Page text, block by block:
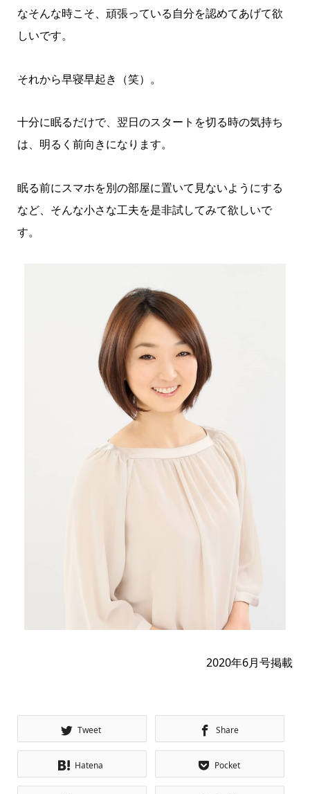
なそんな時こそ、頑張っている自分を認めてあげて欲
しいです。
それから早寝早起き（笑）。
十分に眠るだけで、翌日のスタートを切る時の気持ち
は、明るく前向きになります。
眠る前にスマホを別の部屋に置いて見ないようにする
など、そんな小さな工夫を是非試してみて欲しいで
す。
2020年6月号掲載
Tweet Share
Hatena Pocket